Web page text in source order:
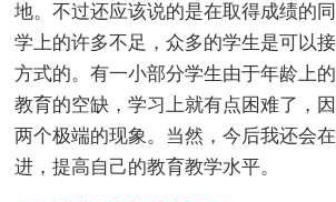
地。不过还应该说的是在取得成绩的
学上的许多不足，众多的学生是可以
方式的。有一小部分学生由于年龄上
教育的空缺，学习上就有点困难了，
两个极端的现象。当然，今后我还会
进，提高自己的教育教学水平。